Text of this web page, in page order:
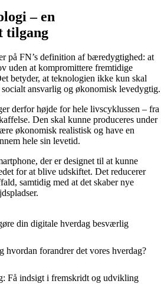
– en
tilgang
på FN’s definition af bæredygtighed: at
uden at kompromittere fremtidige
betyder, at teknologien ikke kun skal
ansvarlig og økonomisk levedygtig.
derfor højde for hele livscyklussen – fra
Den skal kunne produceres under
økonomisk realistisk og have en
hele sin levetid.
der er designet til at kunne
for at blive udskiftet. Det reducerer
samtidig med at det skaber nye
din digitale hverdag besværlig
hvordan forandrer det vores hverdag?
Få indsigt i fremskridt og udvikling